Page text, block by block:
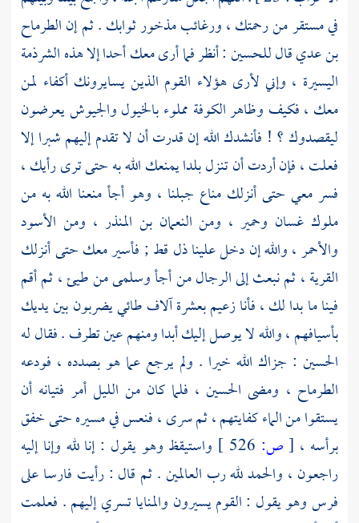
في مستقر من رحمتك ، ورغائب مذخور ثوابك . ثم إنالطرماح
بن عديقالللحسين: أنظر فما أرى معك أحدا إلا هذه الشرذمة
اليسيرة ، وإني لأرى هؤلاء القوم الذين يسايرونك أكفاء لمن
معك ، فكيف وظاهرالكوفة مملوء بالخيول والجيوش يعرضون
ليقصدوك ؟ ! فأنشدك الله إن قدرت أن لا تقدم إليهم شبرا إلا
فعلت ، فإن أردت أن تنزل بلدا يمنعك الله به حتى ترى رأيك ،
فسر معي حتى أنزلك مناع جبلنا ، وهو أجأ منعنا الله به من
ملوكغسان وحمير ، ومن النعمان بن المنذر ، ومن الأسود
والأحمر ، والله إن دخل علينا ذل قط ; فأسير معك حتى أنزلك
القرية ، ثم نبعث إلى الرجال منأجأوسلمىمنطيئ، ثم أقم
فينا ما بدا لك ، فأنا زعيم بعشرة آلافطائييضربون بين يديك
بأسيافهم ، والله لا يوصل إليك أبدا ومنهم عين تطرف . فقال له
الحسين : جزاك الله خيرا . ولم يرجع عما هو بصدده ، فودعه
الطرماح ، ومضى الحسين ، فلما كان من الليل أمر فتيانه أن
يستقوا من الماء كفايتهم ، ثم سرى ، فنعس في مسيره حتى خفق
برأسه ، [ص:
واستيقظ وهو يقول : إنا لله وإنا إليه
راجعون ، والحمد لله رب العالمين . ثم قال : رأيت فارسا على
فرس وهو يقول : القوم يسيرون والمنايا تسري إليهم . فعلمت